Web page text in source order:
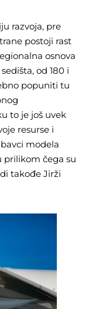
razvoja, pre
postoji rast
osnova
od 180 i
popuniti tu
to je još uvek
resurse i
modela
prilikom čega su
takođe Jirži